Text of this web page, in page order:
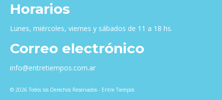
Horarios
Lunes, miércoles, viernes y sábados de 11 a 18 hs.
Correo electrónico
info@entretiempos.com.ar
© 2026 Todos los Derechos Reservados - Entre Tiempos